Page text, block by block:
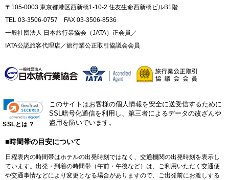
〒105-0003 東京都港区西新橋1-10-2 住友生命西新橋ビルB1階
TEL 03-3506-0757 FAX 03-3506-8536
一般社団法人 日本旅行業協会（JATA）正会員／
IATA公認旅客代理店／旅行業公正取引協議会会員
SSLとは？
このサイトはお客様の個人情報を安全に送受信するために
SSL暗号化通信を利用し、第三者によるデータの改ざんや
盗用を防いでいます。
■時間帯の目安について
日程表内の時間帯はホテルの出発時刻ではなく、交通機関の出発時刻を表示し
ています。出発・到着の時間帯（午前・午後など）は、ご利用いただく交通便
や交通事情などにより変更となる場合がありますので、ご出発前にお渡しする